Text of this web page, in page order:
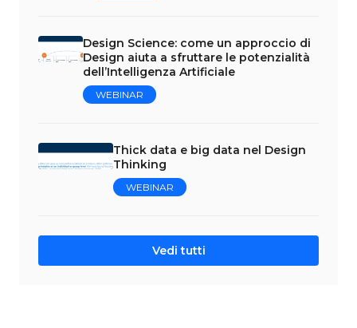
Design Science: come un approccio di
Design aiuta a sfruttare le potenzialità
dell’Intelligenza Artificiale
WEBINAR
Thick data e big data nel Design
Thinking
WEBINAR
Vedi tutti